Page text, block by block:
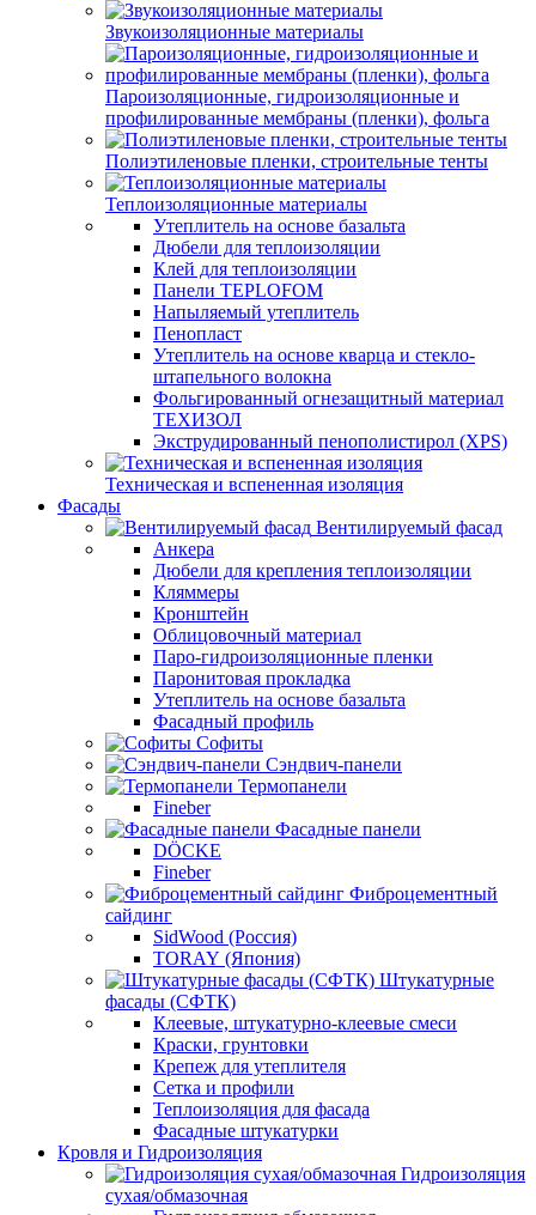
Звукоизоляционные материалы
Пароизоляционные, гидроизоляционные и
профилированные мембраны (пленки), фольга
Полиэтиленовые пленки, строительные тенты
Теплоизоляционные материалы
Утеплитель на основе базальта
Дюбели для теплоизоляции
Клей для теплоизоляции
Панели TEPLOFOM
Напыляемый утеплитель
Пенопласт
Утеплитель на основе кварца и стекло-
штапельного волокна
Фольгированный огнезащитный материал
ТЕХИЗОЛ
Экструдированный пенополистирол (XPS)
Техническая и вспененная изоляция
Фасады
Вентилируемый фасад
Анкера
Дюбели для крепления теплоизоляции
Кляммеры
Кронштейн
Облицовочный материал
Паро-гидроизоляционные пленки
Паронитовая прокладка
Утеплитель на основе базальта
Фасадный профиль
Софиты
Сэндвич-панели
Термопанели
Fineber
Фасадные панели
DÖCKE
Fineber
Фиброцементный
сайдинг
SidWood (Россия)
TORAY (Япония)
Штукатурные
фасады (СФТК)
Клеевые, штукатурно-клеевые смеси
Краски, грунтовки
Крепеж для утеплителя
Сетка и профили
Теплоизоляция для фасада
Фасадные штукатурки
Кровля и Гидроизоляция
Гидроизоляция
сухая/обмазочная